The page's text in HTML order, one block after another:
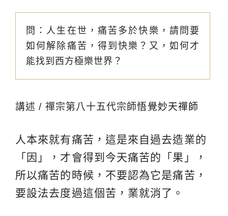
問：人生在世，痛苦多於快樂，請問要
如何解除痛苦，得到快樂？又，如何才
能找到西方極樂世界？
講述 / 禪宗第八十五代宗師悟覺妙天禪師
人本來就有痛苦，這是來自過去造業的
「因」，才會得到今天痛苦的「果」，
所以痛苦的時候，不要認為它是痛苦，
要設法去度過這個苦，業就消了。